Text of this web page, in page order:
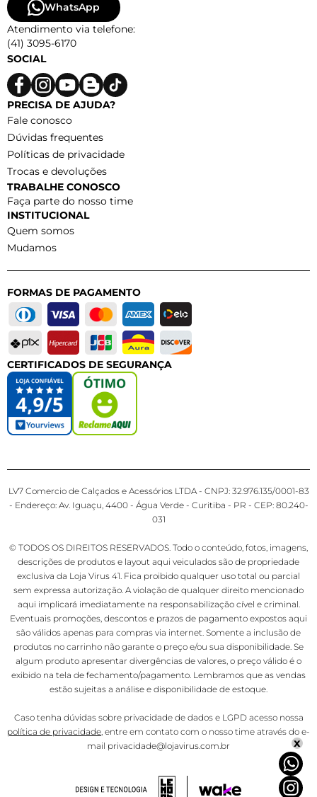
WhatsApp
Atendimento via telefone:
(41) 3095-6170
SOCIAL
PRECISA DE AJUDA?
Fale conosco
Dúvidas frequentes
Políticas de privacidade
Trocas e devoluções
TRABALHE CONOSCO
Faça parte do nosso time
INSTITUCIONAL
Quem somos
Mudamos
FORMAS DE PAGAMENTO
CERTIFICADOS DE SEGURANÇA
LV7 Comercio de Calçados e Acessórios LTDA - CNPJ: 32.976.135/0001-83
- Endereço: Av. Iguaçu, 4400 - Água Verde - Curitiba - PR - CEP: 80.240-
031
© TODOS OS DIREITOS RESERVADOS. Todo o conteúdo, fotos, imagens,
descrições de produtos e layout aqui veiculados são de propriedade
exclusiva da Loja Virus 41. Fica proibido qualquer uso total ou parcial
sem expressa autorização. A violação de qualquer direito mencionado
aqui implicará imediatamente na responsabilização cível e criminal.
Eventuais promoções, descontos e prazos de pagamento expostos aqui
são válidos apenas para compras via internet. Somente a inclusão de
produtos no carrinho não garante o preço e/ou sua disponibilidade. Se
algum produto apresentar divergências de valores, o preço válido é o
exibido na tela de fechamento/pagamento. Lembramos que as vendas
estão sujeitas a análise e disponibilidade de estoque.
Caso tenha dúvidas sobre privacidade de dados e LGPD acesso nossa
política de privacidade , entre em contato com o nosso time através do e-
mail privacidade@lojavirus.com.br
x